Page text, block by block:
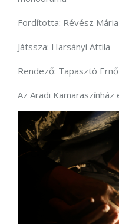
Fordította: Révész Mária
Játssza: Harsányi Attila
Rendező: Tapasztó Ernő
Az Aradi Kamaraszínház